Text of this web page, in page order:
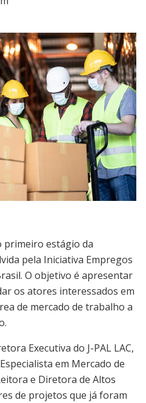
primeiro estágio da
pela Iniciativa Empregos
O objetivo é apresentar
os atores interessados em
de mercado de trabalho a
Executiva do J-PAL LAC,
em Mercado de
e Diretora de Altos
de projetos que já foram